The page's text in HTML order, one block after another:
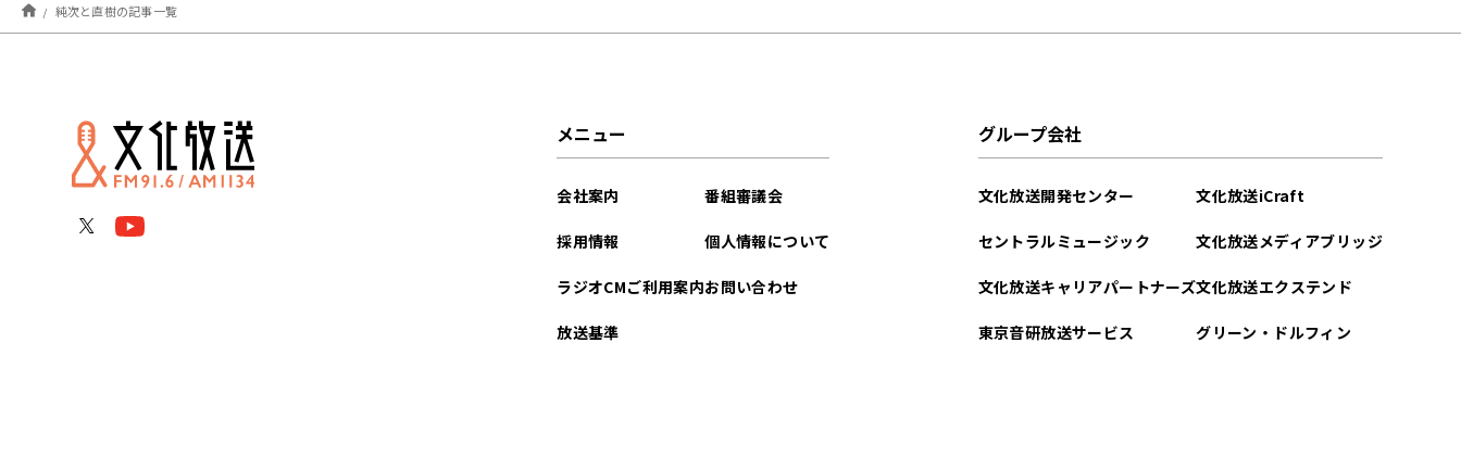
2025年07月
2025年06月
純次と直樹の記事一覧
メニュー
会社案内
採用情報
ラジオCMご利用案内
放送基準
番組審議会
個人情報について
お問い合わせ
グループ会社
文化放送開発センター
セントラルミュージック
文化放送キャリアパートナーズ
東京音研放送サービス
文化放送iCraft
文化放送メディアブリッジ
文化放送エクステンド
グリーン・ドルフィン